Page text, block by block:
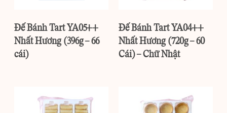
Đế Bánh Tart YA05++
Nhất Hương (396g – 66
cái)
Đế Bánh Tart YA04++
Nhất Hương (720g – 60
Cái) – Chữ Nhật